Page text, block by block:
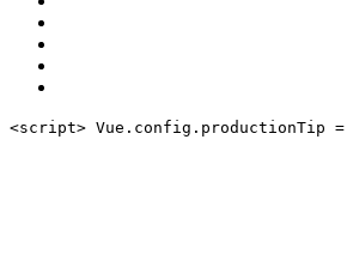
<script> Vue.config.productionTip =